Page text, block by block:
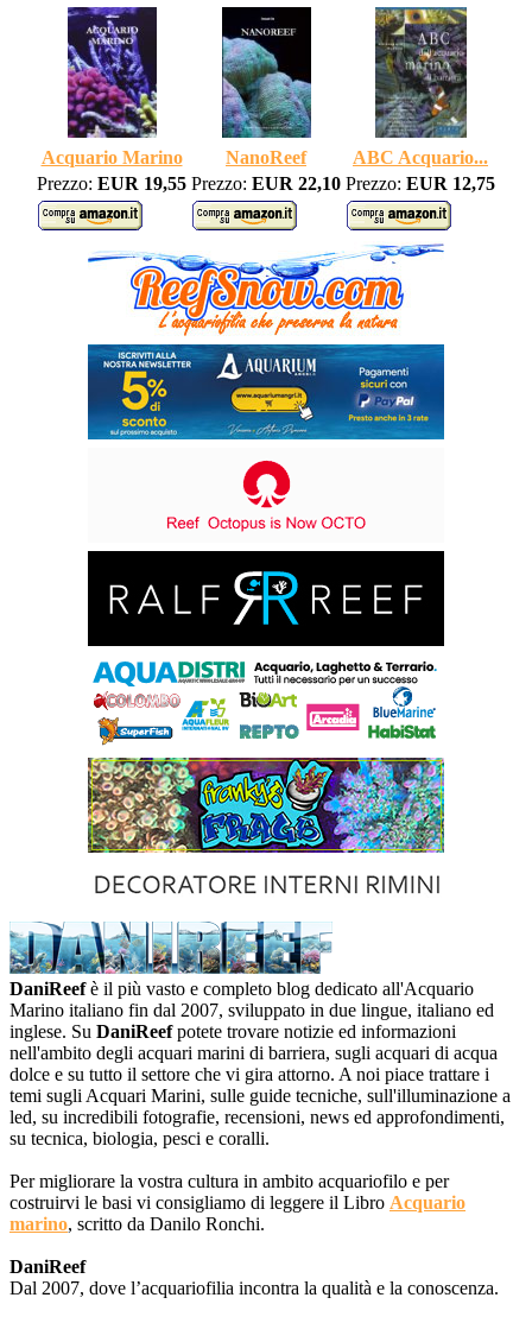
Acquario Marino NanoReef
ABC Acquario...
Prezzo: EUR 19,55 Prezzo: EUR 22,10 Prezzo: EUR 12,75
DaniReefè il più vasto e completo blog dedicato all'Acquario
Marino italiano fin dal 2007, sviluppato in due lingue, italiano ed
inglese. Su DaniReefpotete trovare notizie ed informazioni
nell'ambito degli acquari marini di barriera, sugli acquari di acqua
dolce e su tutto il settore che vi gira attorno. A noi piace trattare i
temi sugli Acquari Marini, sulle guide tecniche, sull'illuminazione a
led, su incredibili fotografie, recensioni, news ed approfondimenti,
su tecnica, biologia, pesci e coralli.
Per migliorare la vostra cultura in ambito acquariofilo e per
costruirvi le basi vi consigliamo di leggere il Libro Acquario
marino, scritto da Danilo Ronchi.
DaniReef
Dal 2007, dove l’acquariofilia incontra la qualità e la conoscenza.